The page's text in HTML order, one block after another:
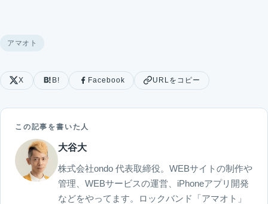
アマオト
X B! Facebook URLをコピー
この記事を書いた人
大谷大
株式会社ondo 代表取締役。WEBサイトの制作や
管理、WEBサービスの運営、iPhoneアプリ開発
などをやってます。ロックバンド「アマオト」